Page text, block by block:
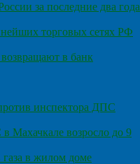
за последние два года
торговых сетях РФ
в банк
инспектора ДПС
Махачкале возросло до 9
в жилом доме